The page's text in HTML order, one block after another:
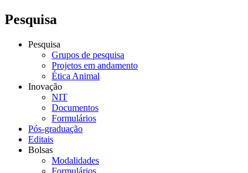
Pesquisa
Pesquisa
Grupos de pesquisa
Projetos em andamento
Ética Animal
Inovação
NIT
Documentos
Formulários
Pós-graduação
Editais
Bolsas
Modalidades
Formulários